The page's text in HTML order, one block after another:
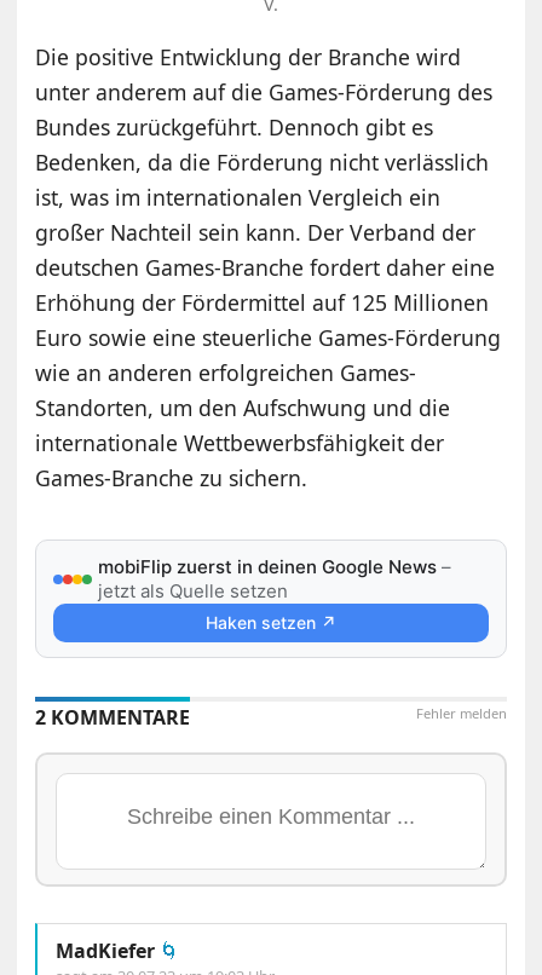
Die positive Entwicklung der Branche wird
unter anderem auf die Games-Förderung des
Bundes zurückgeführt. Dennoch gibt es
Bedenken, da die Förderung nicht verlässlich
ist, was im internationalen Vergleich ein
großer Nachteil sein kann. Der Verband der
deutschen Games-Branche fordert daher eine
Erhöhung der Fördermittel auf 125 Millionen
Euro sowie eine steuerliche Games-Förderung
wie an anderen erfolgreichen Games-
Standorten, um den Aufschwung und die
internationale Wettbewerbsfähigkeit der
Games-Branche zu sichern.
mobiFlip zuerst in deinen Google News –
jetzt als Quelle setzen
Haken setzen ↗
Fehler melden
2 KOMMENTARE
MadKiefer 🌀